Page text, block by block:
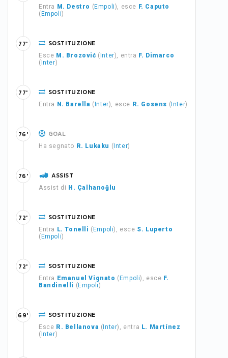
Entra M. Destro ( Empoli), esce F. Caputo
( Empoli)
SOSTITUZIONE
Esce M. Brozović ( Inter), entra F. Dimarco
( Inter)
77'
SOSTITUZIONE
Entra N. Barella ( Inter), esce R. Gosens ( Inter)
77'
GOAL
Ha segnato R. Lukaku ( Inter)
76'
ASSIST
Assist di H. Çalhanoğlu
76'
SOSTITUZIONE
Entra L. Tonelli ( Empoli), esce S. Luperto
( Empoli)
72'
SOSTITUZIONE
Entra Emanuel Vignato ( Empoli), esce F.
Bandinelli ( Empoli)
72'
SOSTITUZIONE
Esce R. Bellanova ( Inter), entra L. Martínez
( Inter)
69'